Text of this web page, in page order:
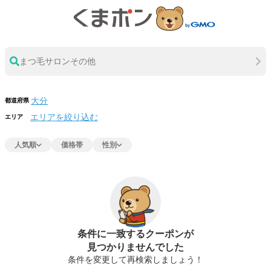
まつ毛サロンその他
都道府県
エリア エリアを絞り込む
人気順 価格帯 性別
条件に一致するクーポンが
見つかりませんでした
条件を変更して再検索しましょう！